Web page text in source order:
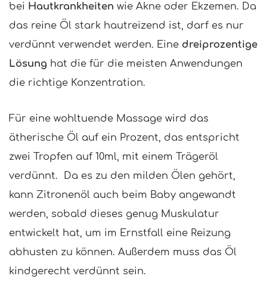
bei Hautkrankheiten wie Akne oder Ekzemen. Da
das reine Öl stark hautreizend ist, darf es nur
verdünnt verwendet werden. Eine dreiprozentige
Lösung hat die für die meisten Anwendungen
die richtige Konzentration.
Für eine wohltuende Massage wird das
ätherische Öl auf ein Prozent, das entspricht
zwei Tropfen auf 10ml, mit einem Trägeröl
verdünnt. Da es zu den milden Ölen gehört,
kann Zitronenöl auch beim Baby angewandt
werden, sobald dieses genug Muskulatur
entwickelt hat, um im Ernstfall eine Reizung
abhusten zu können. Außerdem muss das Öl
kindgerecht verdünnt sein.